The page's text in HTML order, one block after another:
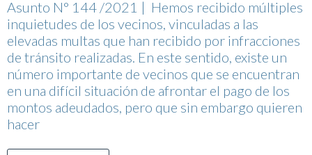
Asunto N° 144 /2021 | Hemos recibido múltiples
inquietudes de los vecinos, vinculadas a las
elevadas multas que han recibido por infracciones
de tránsito realizadas. En este sentido, existe un
número importante de vecinos que se encuentran
en una difícil situación de afrontar el pago de los
montos adeudados, pero que sin embargo quieren
hacer